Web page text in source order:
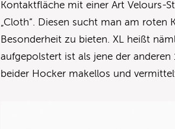
Kontaktfläche mit einer Art Velours-
„Cloth“. Diesen sucht man am roten
Besonderheit zu bieten. XL heißt
aufgepolstert ist als jene der
beider Hocker makellos und